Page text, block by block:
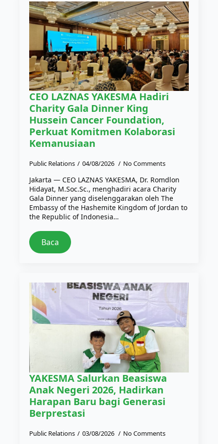
CEO LAZNAS YAKESMA Hadiri
Charity Gala Dinner King
Hussein Cancer Foundation,
Perkuat Komitmen Kolaborasi
Kemanusiaan
Public Relations 04/08/2026 No Comments
Jakarta — CEO LAZNAS YAKESMA, Dr. Romdlon
Hidayat, M.Soc.Sc., menghadiri acara Charity
Gala Dinner yang diselenggarakan oleh The
Embassy of the Hashemite Kingdom of Jordan to
the Republic of Indonesia…
Baca
YAKESMA Salurkan Beasiswa
Anak Negeri 2026, Hadirkan
Harapan Baru bagi Generasi
Berprestasi
Public Relations 03/08/2026 No Comments